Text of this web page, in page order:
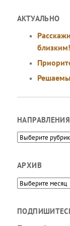
АКТУАЛЬНО
близким!
НАПРАВЛЕНИЯ
Направления
АРХИВ
Архив